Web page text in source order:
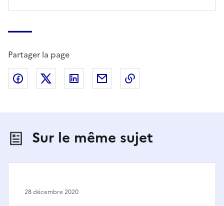
Partager la page
Partager sur Facebook
Partager sur X (anciennement Twitter)
Partager sur LinkedIn
Partager par email
Sur le même sujet
28 décembre 2020